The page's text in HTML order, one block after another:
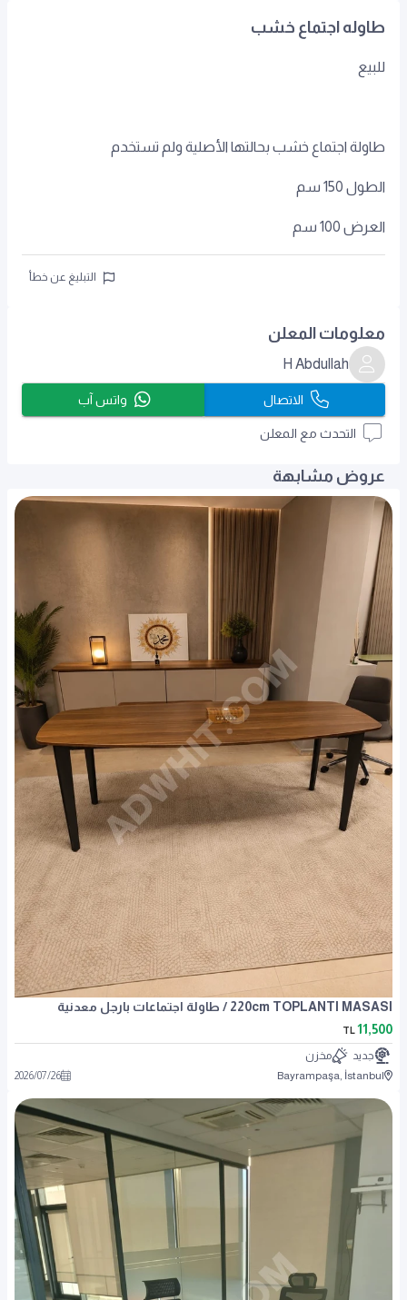
طاوله اجتماع خشب
للبيع
طاولة اجتماع خشب بحالتها الأصلية ولم تستخدم
الطول 150 سم
العرض 100 سم
التبليغ عن خطأ
معلومات المعلن
H Abdullah
الاتصال واتس آب
التحدث مع المعلن
عروض مشابهة
220cm TOPLANTI MASASI / طاولة اجتماعات بارجل معدنية
11,500
TL
جديد
مخزن
Bayrampaşa, İstanbul
2026/07/26